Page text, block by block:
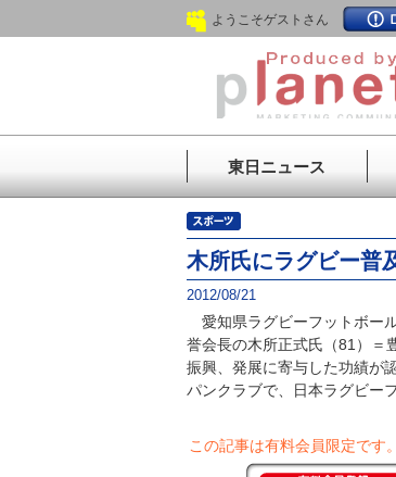
ようこそゲストさん
東日ニュース
木所氏にラグビー普
2012/08/21
愛知県ラグビーフットボー
誉会長の木所正式氏（81）＝
振興、発展に寄与した功績が
パンクラブで、日本ラグビーフ
この記事は有料会員限定です。